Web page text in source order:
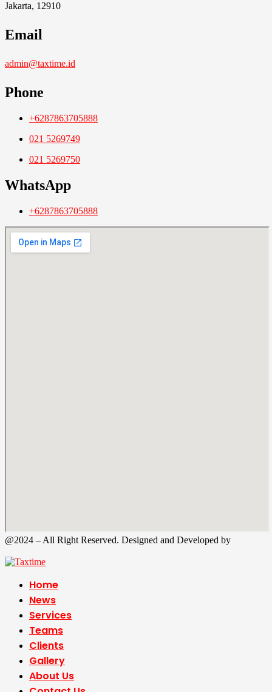
Jakarta, 12910
Email
admin@taxtime.id
Phone
+6287863705888
021 5269749
021 5269750
WhatsApp
+6287863705888
@2024 – All Right Reserved. Designed and Developed by
Home
News
Services
Teams
Clients
Gallery
About Us